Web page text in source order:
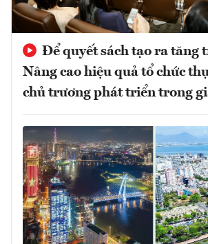
Để quyết sách tạo ra tăng
Nâng cao hiệu quả tổ chức
chủ trương phát triển trong